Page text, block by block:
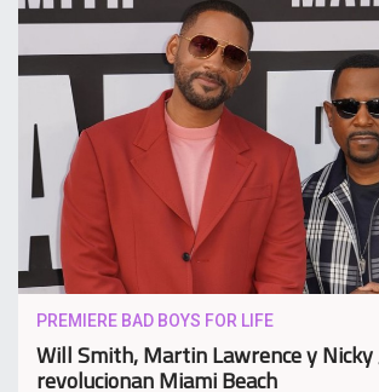
PREMIERE BAD BOYS FOR LIFE
Will Smith, Martin Lawrence y Nicky
revolucionan Miami Beach